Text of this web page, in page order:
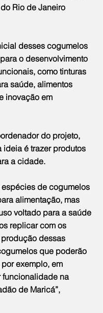
Rio de Janeiro
desses cogumelos
o desenvolvimento
como tinturas
saúde, alimentos
inovação em
do projeto,
ideia é trazer produtos
a cidade.
espécies de cogumelos
alimentação, mas
voltado para a saúde
replicar com os
dessas
que poderão
exemplo, em
funcionalidade na
de Maricá”,